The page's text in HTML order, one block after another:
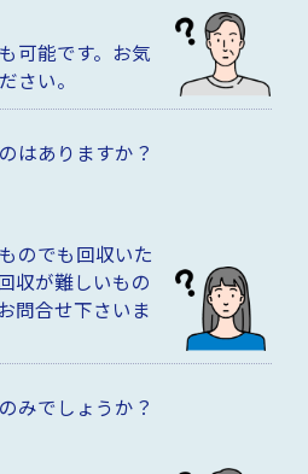
可能です。お気
さい。
はありますか？
のでも回収いた
収が難しいもの
問合せ下さいま
みでしょうか？